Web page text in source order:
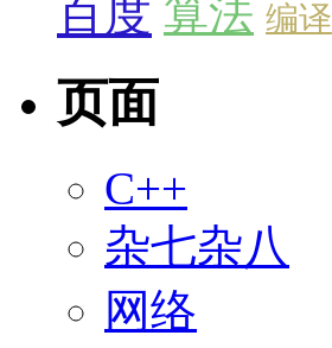
百度 算法 编译
页面
C++
杂七杂八
网络